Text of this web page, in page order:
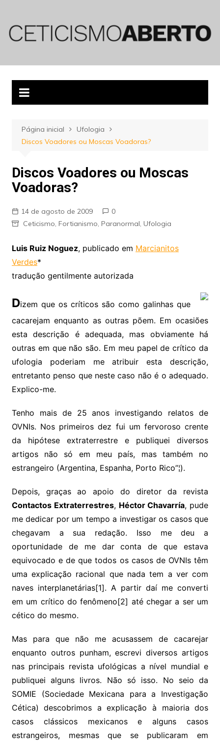
conteúdo
Página inicial
Ufologia
Discos Voadores ou Moscas Voadoras?
Discos Voadores ou Moscas
Voadoras?
14 de agosto de 2009
0
Ceticismo Fortianismo Paranormal Ufologia
Luis Ruiz Noguez, publicado em Marcianitos
Verdes*
tradução gentilmente autorizada
Dizem que os críticos são como galinhas que
cacarejam enquanto as outras põem. Em ocasiões
esta descrição é adequada, mas obviamente há
outras em que não são. Em meu papel de crítico da
ufologia poderiam me atribuir esta descrição,
entretanto penso que neste caso não é o adequado.
Explico-me.
Tenho mais de 25 anos investigando relatos de
OVNIs. Nos primeiros dez fui um fervoroso crente
da hipótese extraterrestre e publiquei diversos
artigos não só em meu país, mas também no
estrangeiro (Argentina, Espanha, Porto Rico”¦).
Depois, graças ao apoio do diretor da revista
Contactos Extraterrestres, Héctor Chavarría, pude
me dedicar por um tempo a investigar os casos que
chegavam a sua redação. Isso me deu a
oportunidade de me dar conta de que estava
equivocado e de que todos os casos de OVNIs têm
uma explicação racional que nada tem a ver com
naves interplanetárias[1]. A partir daí me converti
em um crítico do fenômeno[2] até chegar a ser um
cético do mesmo.
Mas para que não me acusassem de cacarejar
enquanto outros punham, escrevi diversos artigos
nas principais revista ufológicas a nível mundial e
publiquei alguns livros. Não só isso. No seio da
SOMIE (Sociedade Mexicana para a Investigação
Cética) descobrimos a explicação à maioria dos
casos clássicos mexicanos e alguns casos
estrangeiros, mesmas que se publicaram em